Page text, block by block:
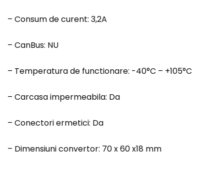
– Consum de curent: 3,2A
– CanBus: NU
– Temperatura de functionare: -40°C – +105°C
– Carcasa impermeabila: Da
– Conectori ermetici: Da
– Dimensiuni convertor: 70 x 60 x18 mm